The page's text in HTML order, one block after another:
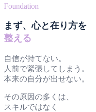
Foundation
まず、心と在り方を
整える
自信が持てない。
人前で緊張してしまう。
本来の自分が出せない。
その原因の多くは、
スキルではなく